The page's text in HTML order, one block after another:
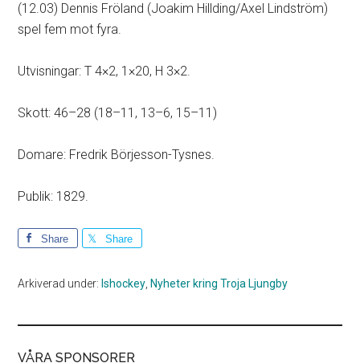
(12.03) Dennis Fröland (Joakim Hillding/Axel Lindström)
spel fem mot fyra.
Utvisningar: T 4×2, 1×20, H 3×2.
Skott: 46–28 (18–11, 13–6, 15–11)
Domare: Fredrik Börjesson-Tysnes.
Publik: 1829.
Share Share
Arkiverad under: Ishockey Nyheter kring Troja Ljungby
VÅRA SPONSORER